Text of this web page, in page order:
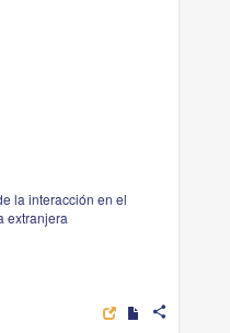
la interacción en el
extranjera
share